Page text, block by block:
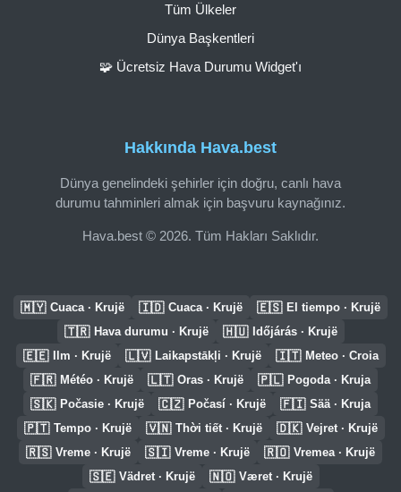
Hakkında Hava.best
Dünya genelindeki şehirler için doğru, canlı hava
durumu tahminleri almak için başvuru kaynağınız.
Hava.best © 2026. Tüm Hakları Saklıdır.
Tüm Ülkeler
Dünya Başkentleri
🧩 Ücretsiz Hava Durumu Widget'ı
🇲🇾 Cuaca · Krujë 🇮🇩 Cuaca · Krujë 🇪🇸 El tiempo · Krujë
🇹🇷 Hava durumu · Krujë 🇭🇺 Időjárás · Krujë
🇪🇪 Ilm · Krujë 🇱🇻 Laikapstākļi · Krujë 🇮🇹 Meteo · Croia
🇫🇷 Météo · Krujë 🇱🇹 Oras · Krujë 🇵🇱 Pogoda · Kruja
🇸🇰 Počasie · Krujë 🇨🇿 Počasí · Krujë 🇫🇮 Sää · Kruja
🇵🇹 Tempo · Krujë 🇻🇳 Thời tiết · Krujë 🇩🇰 Vejret · Krujë
🇷🇸 Vreme · Krujë 🇸🇮 Vreme · Krujë 🇷🇴 Vremea · Krujë
🇸🇪 Vädret · Krujë 🇳🇴 Været · Krujë